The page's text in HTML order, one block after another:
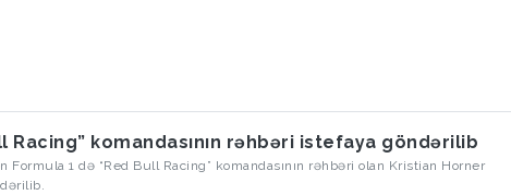
Racing” komandasının rəhbəri istefaya göndərilib
Formula 1 də “Red Bull Racing” komandasının rəhbəri olan Kristian Horner